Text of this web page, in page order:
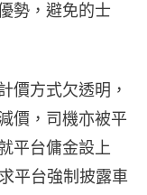
勢，避免的士
價方式欠透明，
價，司機亦被平
平台傭金設上
平台強制披露車